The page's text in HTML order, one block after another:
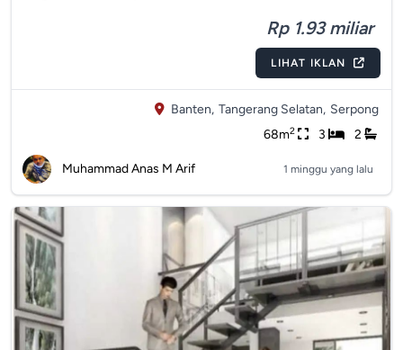
Rp 1.93 miliar
LIHAT IKLAN
Banten, Tangerang Selatan, Serpong
68m2 3 2
Muhammad Anas M Arif 1 minggu yang lalu